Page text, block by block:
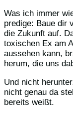
Was ich immer
predige: Baue dir
die Zukunft auf.
toxischen Ex am
aussehen kann,
herum, die uns
Und nicht
nicht genau da
bereits weißt.